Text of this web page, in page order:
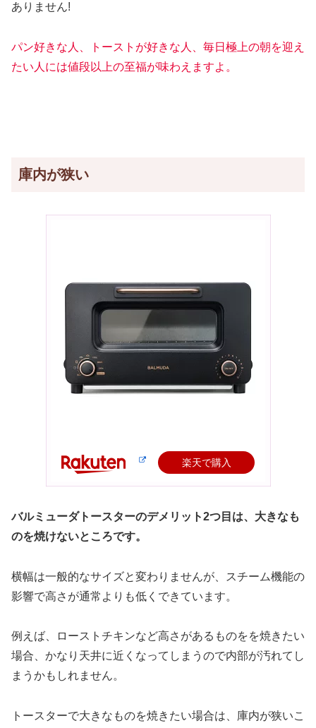
ありません!
パン好きな人、トーストが好きな人、毎日極上の朝を迎え
たい人には値段以上の至福が味わえますよ。
庫内が狭い
楽天で購入
バルミューダトースターのデメリット2つ目は、大きなも
のを焼けないところです。
横幅は一般的なサイズと変わりませんが、スチーム機能の
影響で高さが通常よりも低くできています。
例えば、ローストチキンなど高さがあるものをを焼きたい
場合、かなり天井に近くなってしまうので内部が汚れてし
まうかもしれません。
トースターで大きなものを焼きたい場合は、庫内が狭いこ